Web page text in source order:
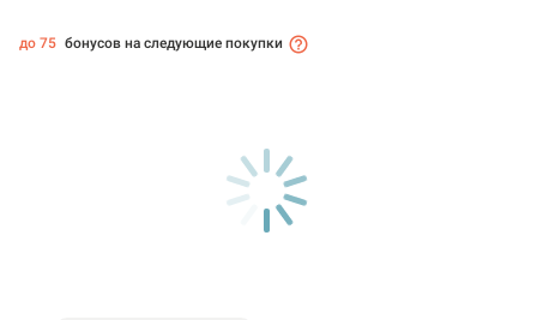
до 75 бонусов на следующие покупки